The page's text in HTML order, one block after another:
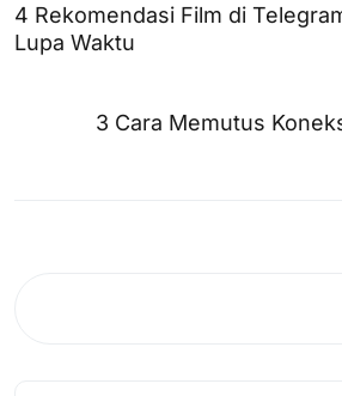
4 Rekomendasi Film di
Lupa Waktu
3 Cara Memutus